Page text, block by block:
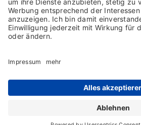
Markenpartner